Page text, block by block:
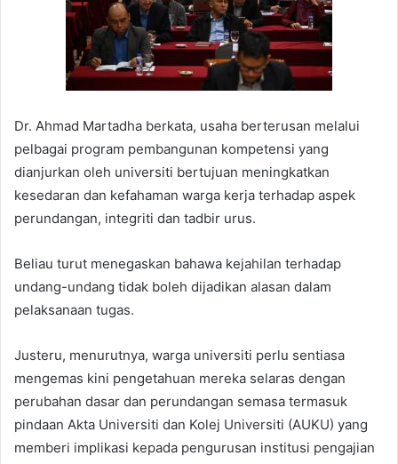
Dr. Ahmad Martadha berkata, usaha berterusan melalui
pelbagai program pembangunan kompetensi yang
dianjurkan oleh universiti bertujuan meningkatkan
kesedaran dan kefahaman warga kerja terhadap aspek
perundangan, integriti dan tadbir urus.
Beliau turut menegaskan bahawa kejahilan terhadap
undang-undang tidak boleh dijadikan alasan dalam
pelaksanaan tugas.
Justeru, menurutnya, warga universiti perlu sentiasa
mengemas kini pengetahuan mereka selaras dengan
perubahan dasar dan perundangan semasa termasuk
pindaan Akta Universiti dan Kolej Universiti (AUKU) yang
memberi implikasi kepada pengurusan institusi pengajian